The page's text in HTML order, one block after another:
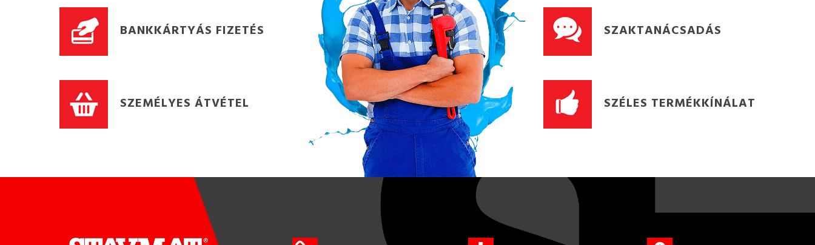
BANKKÁRTYÁS FIZETÉS SZAKTANÁCSADÁS
SZEMÉLYES ÁTVÉTEL SZÉLES TERMÉKKÍNÁLAT